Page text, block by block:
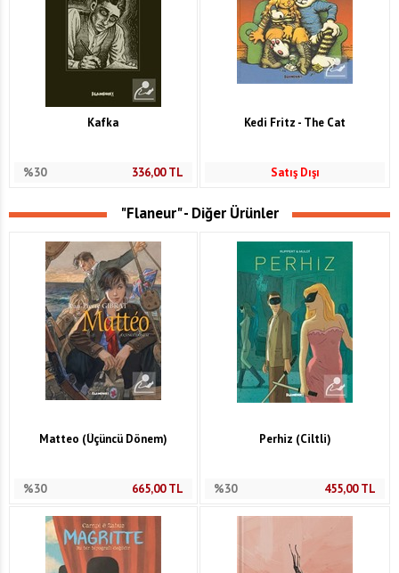
Kafka
%30 336,00TL
Kedi Fritz - The Cat
Satış Dışı
"Flaneur" - Diğer Ürünler
Matteo (Üçüncü Dönem)
%30 665,00TL
Perhiz (Ciltli)
%30 455,00TL